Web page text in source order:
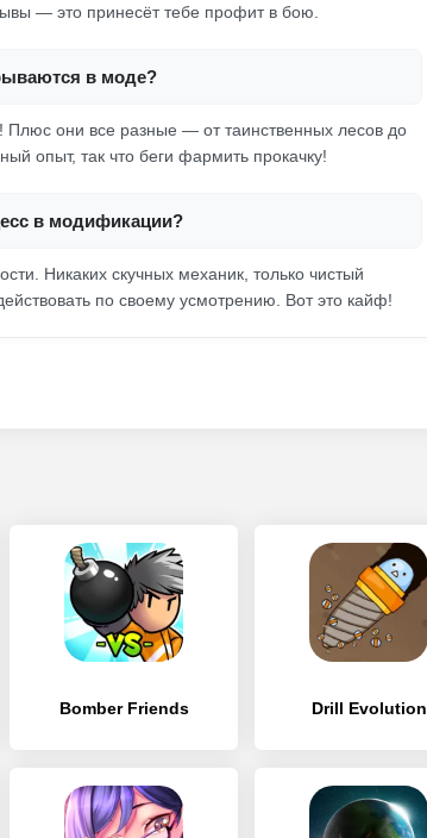
— это принесёт тебе профит в бою.
в моде?
Плюс они все разные — от таинственных лесов до
опыт, так что беги фармить прокачку!
в модификации?
Никаких скучных механик, только чистый
по своему усмотрению. Вот это кайф!
Bomber Friends Drill Evolution